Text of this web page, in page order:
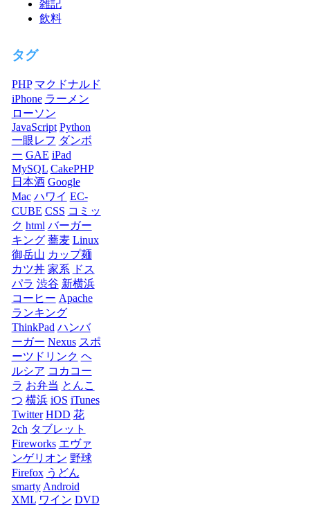
雑記
飲料
タグ
PHP マクドナルド
iPhone ラーメン
ローソン
JavaScript Python
一眼レフ ダンボ
ー GAE iPad
MySQL CakePHP
日本酒 Google
Mac ハワイ EC-
CUBE CSS コミッ
ク html バーガー
キング 蕎麦 Linux
御岳山 カップ麺
カツ丼 家系 ドス
パラ 渋谷 新横浜
コーヒー Apache
ランキング
ThinkPad ハンバ
ーガー Nexus スポ
ーツドリンク ヘ
ルシア コカコー
ラ お弁当 とんこ
つ 横浜 iOS iTunes
Twitter HDD 花
2ch タブレット
Fireworks エヴァ
ンゲリオン 野球
Firefox うどん
smarty Android
XML ワイン DVD